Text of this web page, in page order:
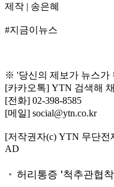
제작 | 송은혜
#지금이뉴스
※ '당신의 제보가 뉴스가
[카카오톡] YTN 검색해
[전화] 02-398-8585
[메일] social@ytn.co.kr
[저작권자(c) YTN 무단
AD